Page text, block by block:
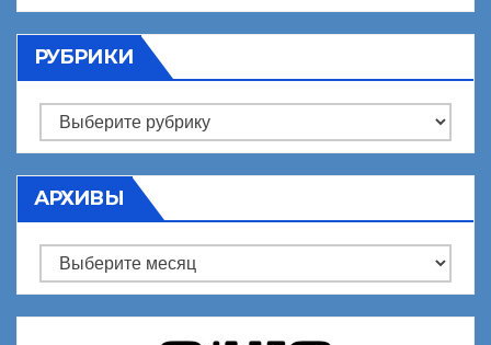
РУБРИКИ
Рубрики
АРХИВЫ
Архивы